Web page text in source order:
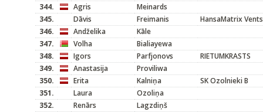
344.
Agris
Meinards
345.
Dāvis Freimanis
HansaMatrix
346.
Andželika
Kāle
347.
Volha
Bialiayewa
348.
Igors Parfjonovs
RIETUMKRASTS
349.
Anastasija
Proviliwa
350.
Erita Kalniņa
SK Ozolnieki B
351.
Laura
Ozoliņa
352.
Renārs
Lagzdiņš